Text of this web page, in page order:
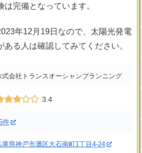
完備となっています。
年12月19日なので、太陽光発電
る人は確認してみてください。
式会社トランスオーシャンプランニング
3.4
件
庫県神戸市灘区大石南町1丁目4-24